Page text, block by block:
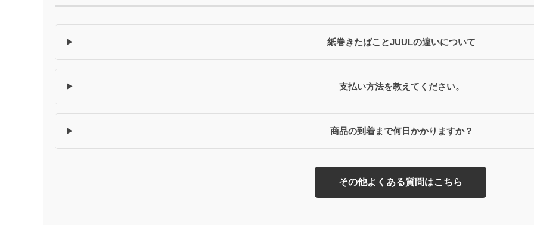
紙巻きたばことJUULの違いについて
支払い方法を教えてください。
商品の到着まで何日かかりますか？
その他よくある質問はこちら